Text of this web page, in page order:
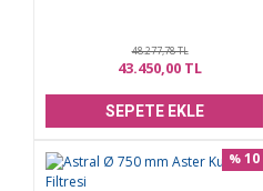
48.277,78 TL
43.450,00 TL
SEPETE EKLE
% 10